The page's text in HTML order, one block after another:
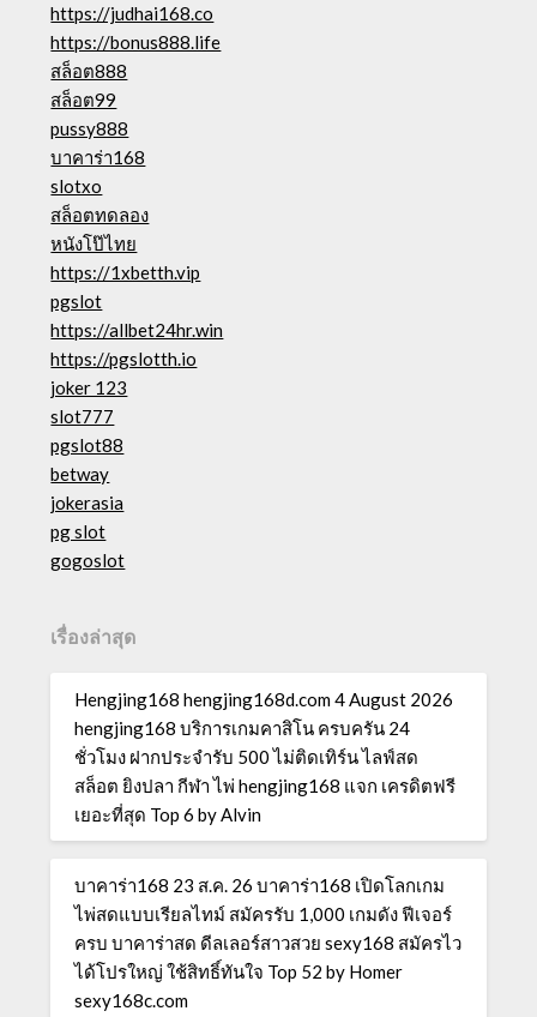
https://judhai168.co
https://bonus888.life
สล็อต888
สล็อต99
pussy888
บาคาร่า168
slotxo
สล็อตทดลอง
หนังโป๊ไทย
https://1xbetth.vip
pgslot
https://allbet24hr.win
https://pgslotth.io
joker 123
slot777
pgslot88
betway
jokerasia
pg slot
gogoslot
เรื่องล่าสุด
Hengjing168 hengjing168d.com 4 August 2026
hengjing168 บริการเกมคาสิโน ครบครัน 24
ชั่วโมง ฝากประจำรับ 500 ไม่ติดเทิร์น ไลฟ์สด
สล็อต ยิงปลา กีฬา ไพ่ hengjing168 แจก เครดิตฟรี
เยอะที่สุด Top 6 by Alvin
บาคาร่า168 23 ส.ค. 26 บาคาร่า168 เปิดโลกเกม
ไพ่สดแบบเรียลไทม์ สมัครรับ 1,000 เกมดัง ฟีเจอร์
ครบ บาคาร่าสด ดีลเลอร์สาวสวย sexy168 สมัครไว
ได้โปรใหญ่ ใช้สิทธิ์ทันใจ Top 52 by Homer
sexy168c.com